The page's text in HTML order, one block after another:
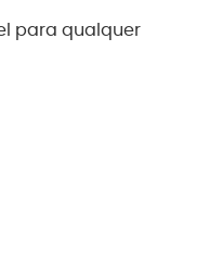
para qualquer